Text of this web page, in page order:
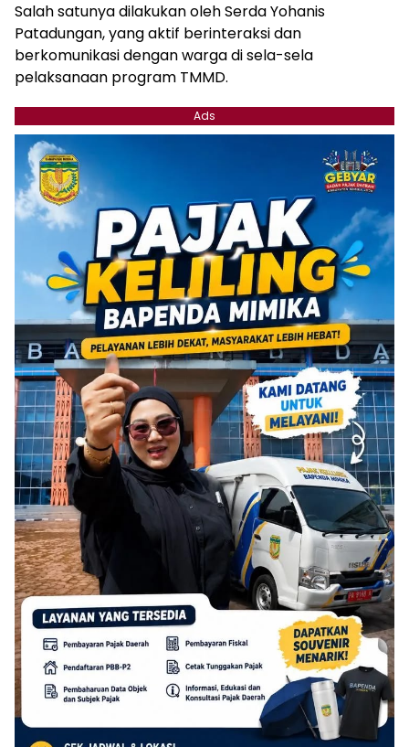
Salah satunya dilakukan oleh Serda Yohanis
Patadungan, yang aktif berinteraksi dan
berkomunikasi dengan warga di sela-sela
pelaksanaan program TMMD.
Ads